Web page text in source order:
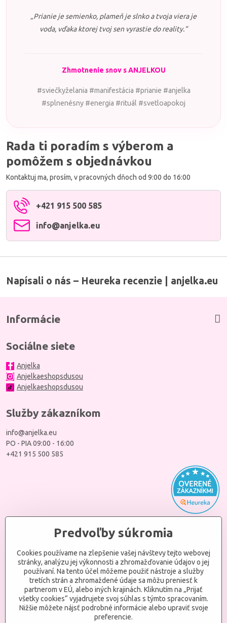
„Prianie je semienko, plameň je slnko a tvoja viera je
voda, vďaka ktorej tvoj sen vyrastie do reality.“
Zhmotnenie snov s ANJELKOU
#sviečkyželania #manifestácia #prianie #anjelka
#splnenésny #energia #rituál #svetloapokoj
Rada ti poradím s výberom a
pomôžem s objednávkou
Kontaktuj ma, prosím, v pracovných dňoch od 9:00 do 16:00
+421 915 500 585
info​@anjelka​.eu
Napísali o nás – Heureka recenzie | anjelka.eu
Informácie
Sociálne siete
Anjelka
Anjelkaeshopsdusou
Anjelkaeshopsdusou
Služby zákazníkom
info@anjelka.eu
PO - PIA 09:00 - 16:00
+421 915 500 585
Predvoľby súkromia
Cookies používame na zlepšenie vašej návštevy tejto webovej
stránky, analýzu jej výkonnosti a zhromažďovanie údajov o jej
používaní. Na tento účel môžeme použiť nástroje a služby
tretích strán a zhromaždené údaje sa môžu preniesť k
partnerom v EÚ, alebo iných krajinách. Kliknutím na „Prijať
všetky cookies“ vyjadrujete svoj súhlas s týmto spracovaním.
Nižšie môžete nájsť podrobné informácie alebo upraviť svoje
preferencie.